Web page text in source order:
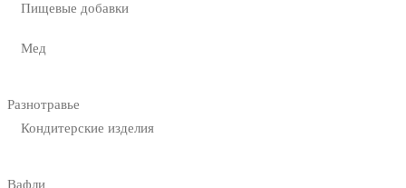
Пищевые добавки
Мед
Разнотравье
Кондитерские изделия
Вафли